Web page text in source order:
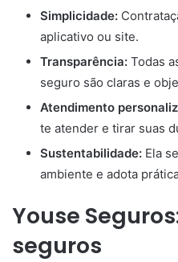
Simplicidade:
aplicativo ou site.
Transparência: Todas
seguro são claras e
Atendimento
te atender e tirar suas
Sustentabilidade: Ela
ambiente e adota
Youse
seguros